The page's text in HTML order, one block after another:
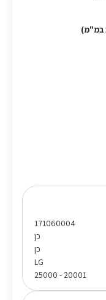
171060004
כן
כן
LG
20001 - 25000